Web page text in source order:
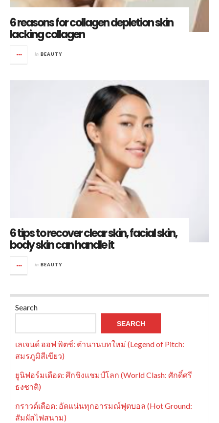
6 reasons for collagen depletion skin
lacking collagen
in BEAUTY
6 tips to recover clear skin, facial skin,
body skin can handle it
in BEAUTY
Search
SEARCH
เลเจนด์ ออฟ พิตช์: ตำนานบทใหม่ (Legend of Pitch:
สมรภูมิสีเขียว)
ยูนิฟอร์มเดือด: ศึกชิงแชมป์โลก (World Clash: ศักดิ์ศรี
ธงชาติ)
กราวด์เดือด: อัดแน่นทุกอารมณ์ฟุตบอล (Hot Ground:
สัมผัสไฟสนาม)